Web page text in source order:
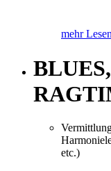
mehr Lesen
etc.)